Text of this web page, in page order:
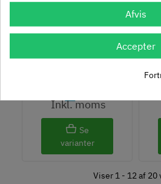
Spax Spånpladeskrue
TS20
1
Inkl. moms
Se
varianter
Viser 1 - 12 af 20
Afvis
Accepter